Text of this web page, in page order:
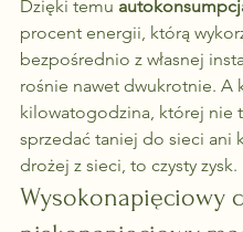
Dzięki temu
procent energii, którą
bezpośrednio z własnej
rośnie nawet dwukrotnie. A
kilowatogodzina, której nie
sprzedać taniej do sieci ani
drożej z sieci, to czysty zysk.
Wysokonapięciowy